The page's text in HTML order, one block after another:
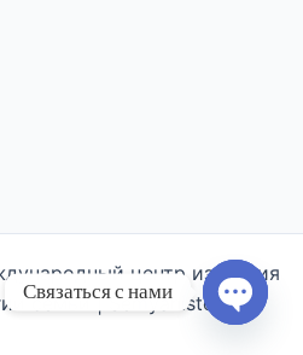
центр изучения
семьи | Semyahistory.ru
Связаться с нами